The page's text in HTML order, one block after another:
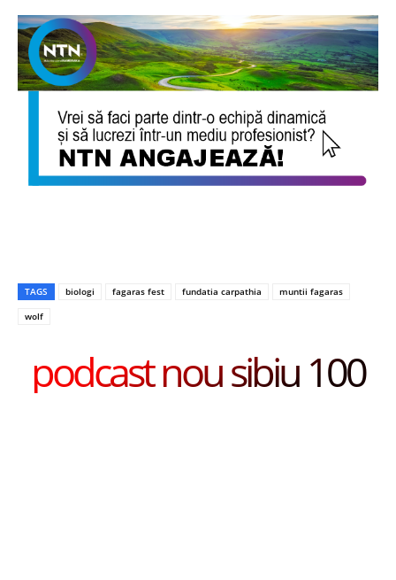
TAGS biologi fagaras fest fundatia carpathia
muntii fagaras
wolf
podcast nou sibiu 100